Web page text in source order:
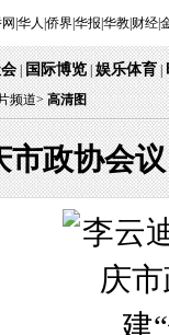
华人 侨界|华报 华教| 财经|
|国际博览|娱乐体育|
频道> 高清图
政协会